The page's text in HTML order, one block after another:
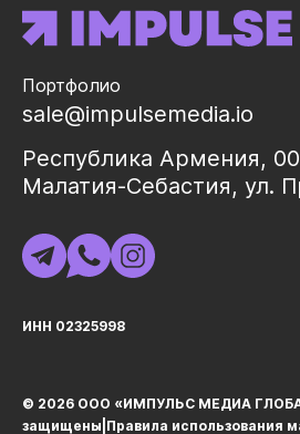
Портфолио
sale@impulsemedia.io
Республика Армения,
Малатия-Себастия, ул.
ИНН 02325998
© 2026 ООО «ИМПУЛЬС МЕДИА
защищеныㅤ|ㅤ Правила использования